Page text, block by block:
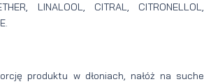
LINALOOL, CITRAL, CITRONELLOL,
produktu w dłoniach, nałóż na suche